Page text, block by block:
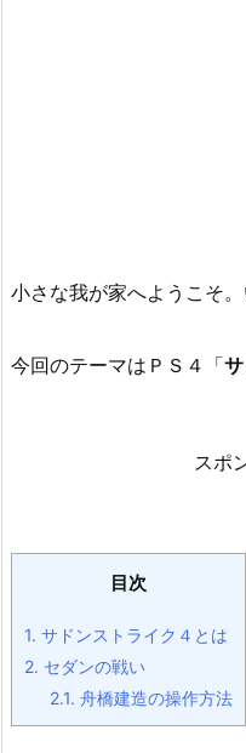
小さな我が家へようこそ。
今回のテーマはＰＳ４「
スポ
目次
1. サドンストライク４とは
2. セダンの戦い
2.1. 舟橋建造の操作方法